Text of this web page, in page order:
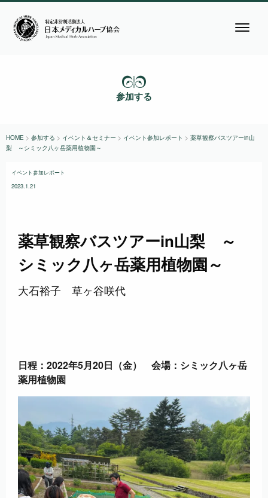
参加する
HOME > 参加する > イベント＆セミナー > イベント参加レポート > 薬草観察バスツアーin山
梨 ～シミック八ヶ岳薬用植物園～
イベント参加レポート
2023.1.21
薬草観察バスツアーin山梨 ～
シミック八ヶ岳薬用植物園～
大石裕子 草ヶ谷咲代
日程：2022年5月20日（金） 会場：シミック八ヶ岳
薬用植物園